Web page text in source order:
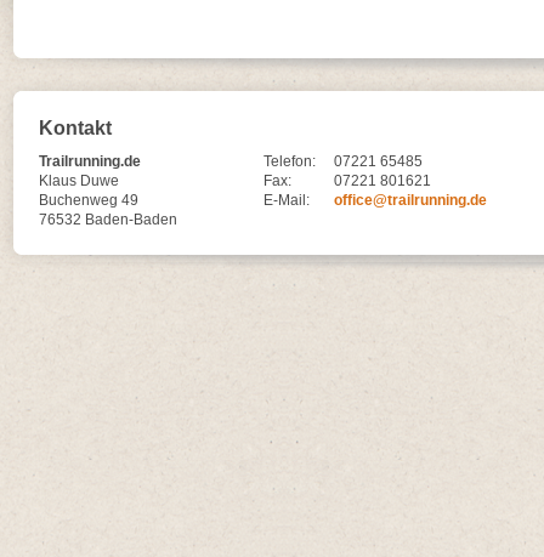
Kontakt
Trailrunning.de
Klaus Duwe
Buchenweg 49
76532 Baden-Baden
Telefon:
07221 65485
Fax:
07221 801621
E-Mail:
office@trailrunning.de